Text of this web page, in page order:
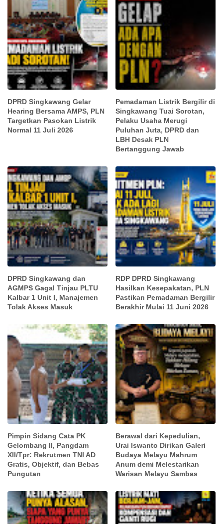
DPRD Singkawang Gelar
Hearing Bersama AMPS, PLN
Targetkan Pasokan Listrik
Normal 11 Juli 2026
Pemadaman Listrik Bergilir di
Singkawang Tuai Sorotan,
Pelaku Usaha Merugi
Puluhan Juta, DPRD dan
LBH Desak PLN
Bertanggung Jawab
DPRD Singkawang dan
AGMPS Gagal Tinjau PLTU
Kalbar 1 Unit I, Manajemen
Tolak Akses Masuk
RDP DPRD Singkawang
Hasilkan Kesepakatan, PLN
Pastikan Pemadaman Bergilir
Berakhir Mulai 11 Juni 2026
Pimpin Sidang Cata PK
Gelombang II, Pangdam
XII/Tpr: Rekrutmen TNI AD
Gratis, Objektif, dan Bebas
Pungutan
Berawal dari Kepedulian,
Urai Iswanto Dirikan Galeri
Budaya Melayu Mahrum
Anum demi Melestarikan
Warisan Melayu Sambas